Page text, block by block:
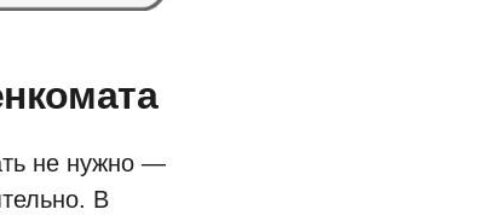
не нужно —
В